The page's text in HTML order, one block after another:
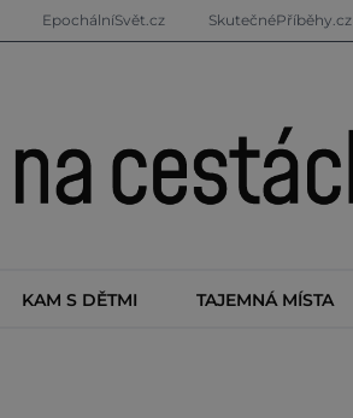
EpochálníSvět.cz SkutečnéPříběhy.cz
KAM S DĚTMI TAJEMNÁ MÍSTA